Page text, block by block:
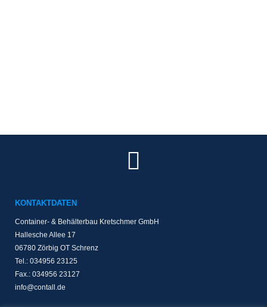
KONTAKTDATEN
Container- & Behälterbau Kretschmer GmbH
Hallesche Allee 17
06780 Zörbig OT Schrenz
Tel.: 034956 23125
Fax.: 034956 23127
info@contall.de